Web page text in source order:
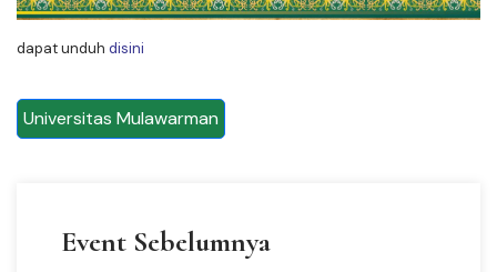
dapat unduh disini
Universitas Mulawarman
Event Sebelumnya